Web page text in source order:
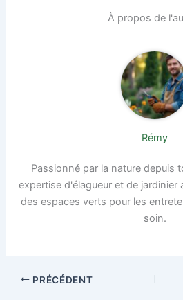
À propos de
Rémy
Passionné par la nature depuis
expertise d'élagueur et de jardinier
des espaces verts pour les
soin.
PRÉCÉDENT